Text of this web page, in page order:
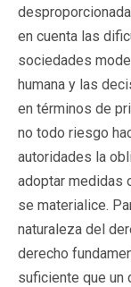
en cuenta las
sociedades
humana y las
en términos de
no todo riesgo
autoridades la
adoptar medidas
se materialice.
naturaleza del
derecho
suficiente que un